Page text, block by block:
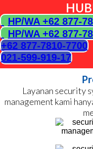
HP/WA +62 877-
HP/WA +62 877-
+62 877-7810-7700
021-599-919-17
Layanan security
management kami